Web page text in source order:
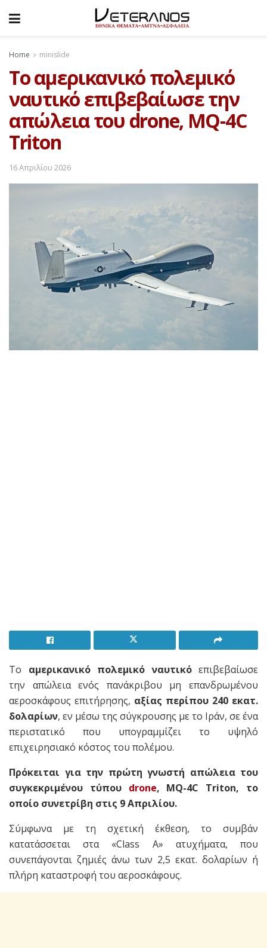
Home minislide
Το αμερικανικό πολεμικό
ναυτικό επιβεβαίωσε την
απώλεια του drone, MQ-4C
Triton
16 Απριλίου 2026
Το αμερικανικό πολεμικό ναυτικόεπιβεβαίωσε
την απώλεια ενός πανάκριβου μη επανδρωμένου
αεροσκάφους επιτήρησης, αξίας περίπου 240 εκατ.
δολαρίων, εν μέσω της σύγκρουσης με το Ιράν, σε ένα
περιστατικό που υπογραμμίζει το υψηλό
επιχειρησιακό κόστος του πολέμου.
Πρόκειται για την πρώτη γνωστή απώλεια του
συγκεκριμένου τύπου drone, MQ-4C Triton, το
οποίο συνετρίβη στις 9 Απριλίου.
Σύμφωνα με τη σχετική έκθεση, το συμβάν
κατατάσσεται στα «Class A» ατυχήματα, που
συνεπάγονται ζημιές άνω των 2,5 εκατ. δολαρίων ή
πλήρη καταστροφή του αεροσκάφους.